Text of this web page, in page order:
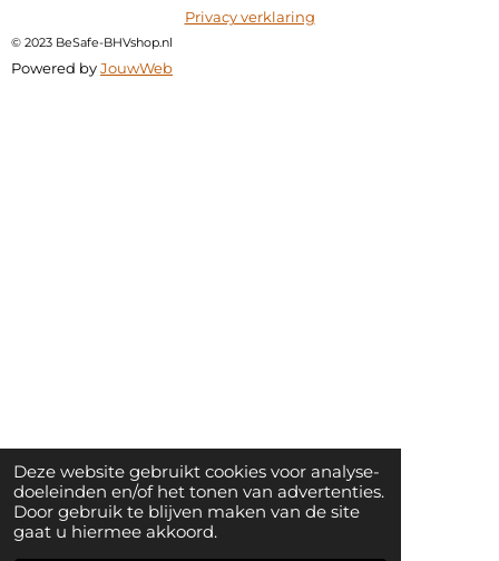
Deze website gebruikt cookies voor analyse-
doeleinden en/of het tonen van advertenties.
Door gebruik te blijven maken van de site
gaat u hiermee akkoord.
Privacy verklaring
© 2023 BeSafe-BHVshop.nl
Powered byJouwWeb